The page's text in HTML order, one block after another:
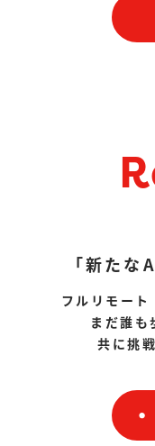
「新たな
フルリモート
まだ誰も
共に挑